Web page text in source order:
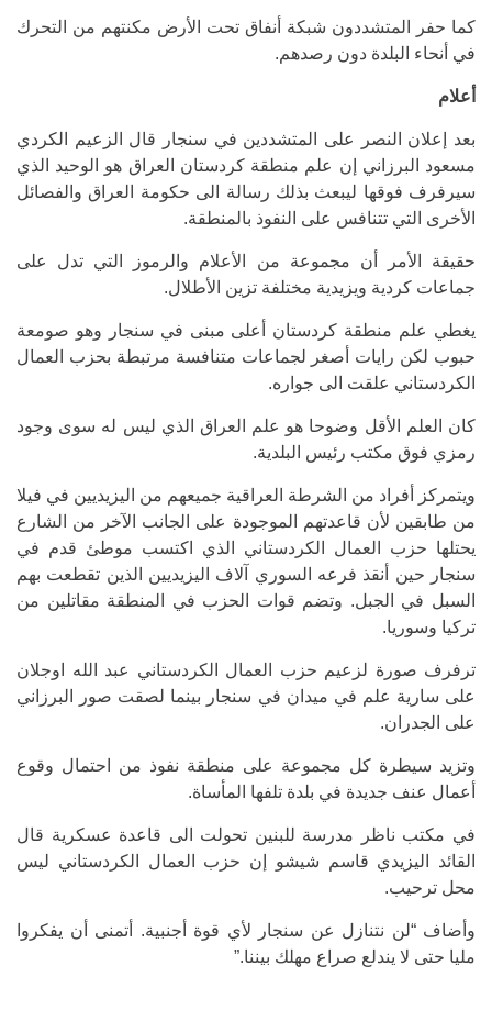
كما حفر المتشددون شبكة أنفاق تحت الأرض مكنتهم من التحرك
في أنحاء البلدة دون رصدهم.
أعلام
بعد إعلان النصر على المتشددين في سنجار قال الزعيم الكردي
مسعود البرزاني إن علم منطقة كردستان العراق هو الوحيد الذي
سيرفرف فوقها ليبعث بذلك رسالة الى حكومة العراق والفصائل
الأخرى التي تتنافس على النفوذ بالمنطقة.
حقيقة الأمر أن مجموعة من الأعلام والرموز التي تدل على
جماعات كردية ويزيدية مختلفة تزين الأطلال.
يغطي علم منطقة كردستان أعلى مبنى في سنجار وهو صومعة
حبوب لكن رايات أصغر لجماعات متنافسة مرتبطة بحزب العمال
الكردستاني علقت الى جواره.
كان العلم الأقل وضوحا هو علم العراق الذي ليس له سوى وجود
رمزي فوق مكتب رئيس البلدية.
ويتمركز أفراد من الشرطة العراقية جميعهم من اليزيديين في فيلا
من طابقين لأن قاعدتهم الموجودة على الجانب الآخر من الشارع
يحتلها حزب العمال الكردستاني الذي اكتسب موطئ قدم في
سنجار حين أنقذ فرعه السوري آلاف اليزيديين الذين تقطعت بهم
السبل في الجبل. وتضم قوات الحزب في المنطقة مقاتلين من
تركيا وسوريا.
ترفرف صورة لزعيم حزب العمال الكردستاني عبد الله اوجلان
على سارية علم في ميدان في سنجار بينما لصقت صور البرزاني
على الجدران.
وتزيد سيطرة كل مجموعة على منطقة نفوذ من احتمال وقوع
أعمال عنف جديدة في بلدة تلفها المأساة.
في مكتب ناظر مدرسة للبنين تحولت الى قاعدة عسكرية قال
القائد اليزيدي قاسم شيشو إن حزب العمال الكردستاني ليس
محل ترحيب.
وأضاف “لن نتنازل عن سنجار لأي قوة أجنبية. أتمنى أن يفكروا
مليا حتى لا يندلع صراع مهلك بيننا.”